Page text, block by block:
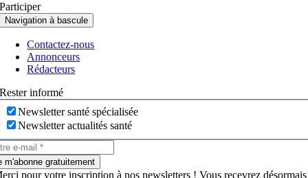
Participer
Navigation à bascule
Contactez-nous
Annonceurs
Rédacteurs
Rester informé
Newsletter santé spécialisée
Newsletter actualités santé
m'abonne gratuitement
pour votre inscription à nos newsletters ! Vous recevrez désormais